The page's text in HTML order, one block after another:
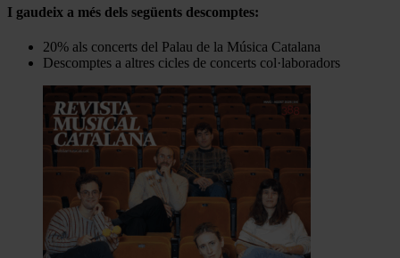
I gaudeix a més dels següents descomptes:
20% als concerts del Palau de la Música Catalana
Descomptes a altres cicles de concerts col·laboradors